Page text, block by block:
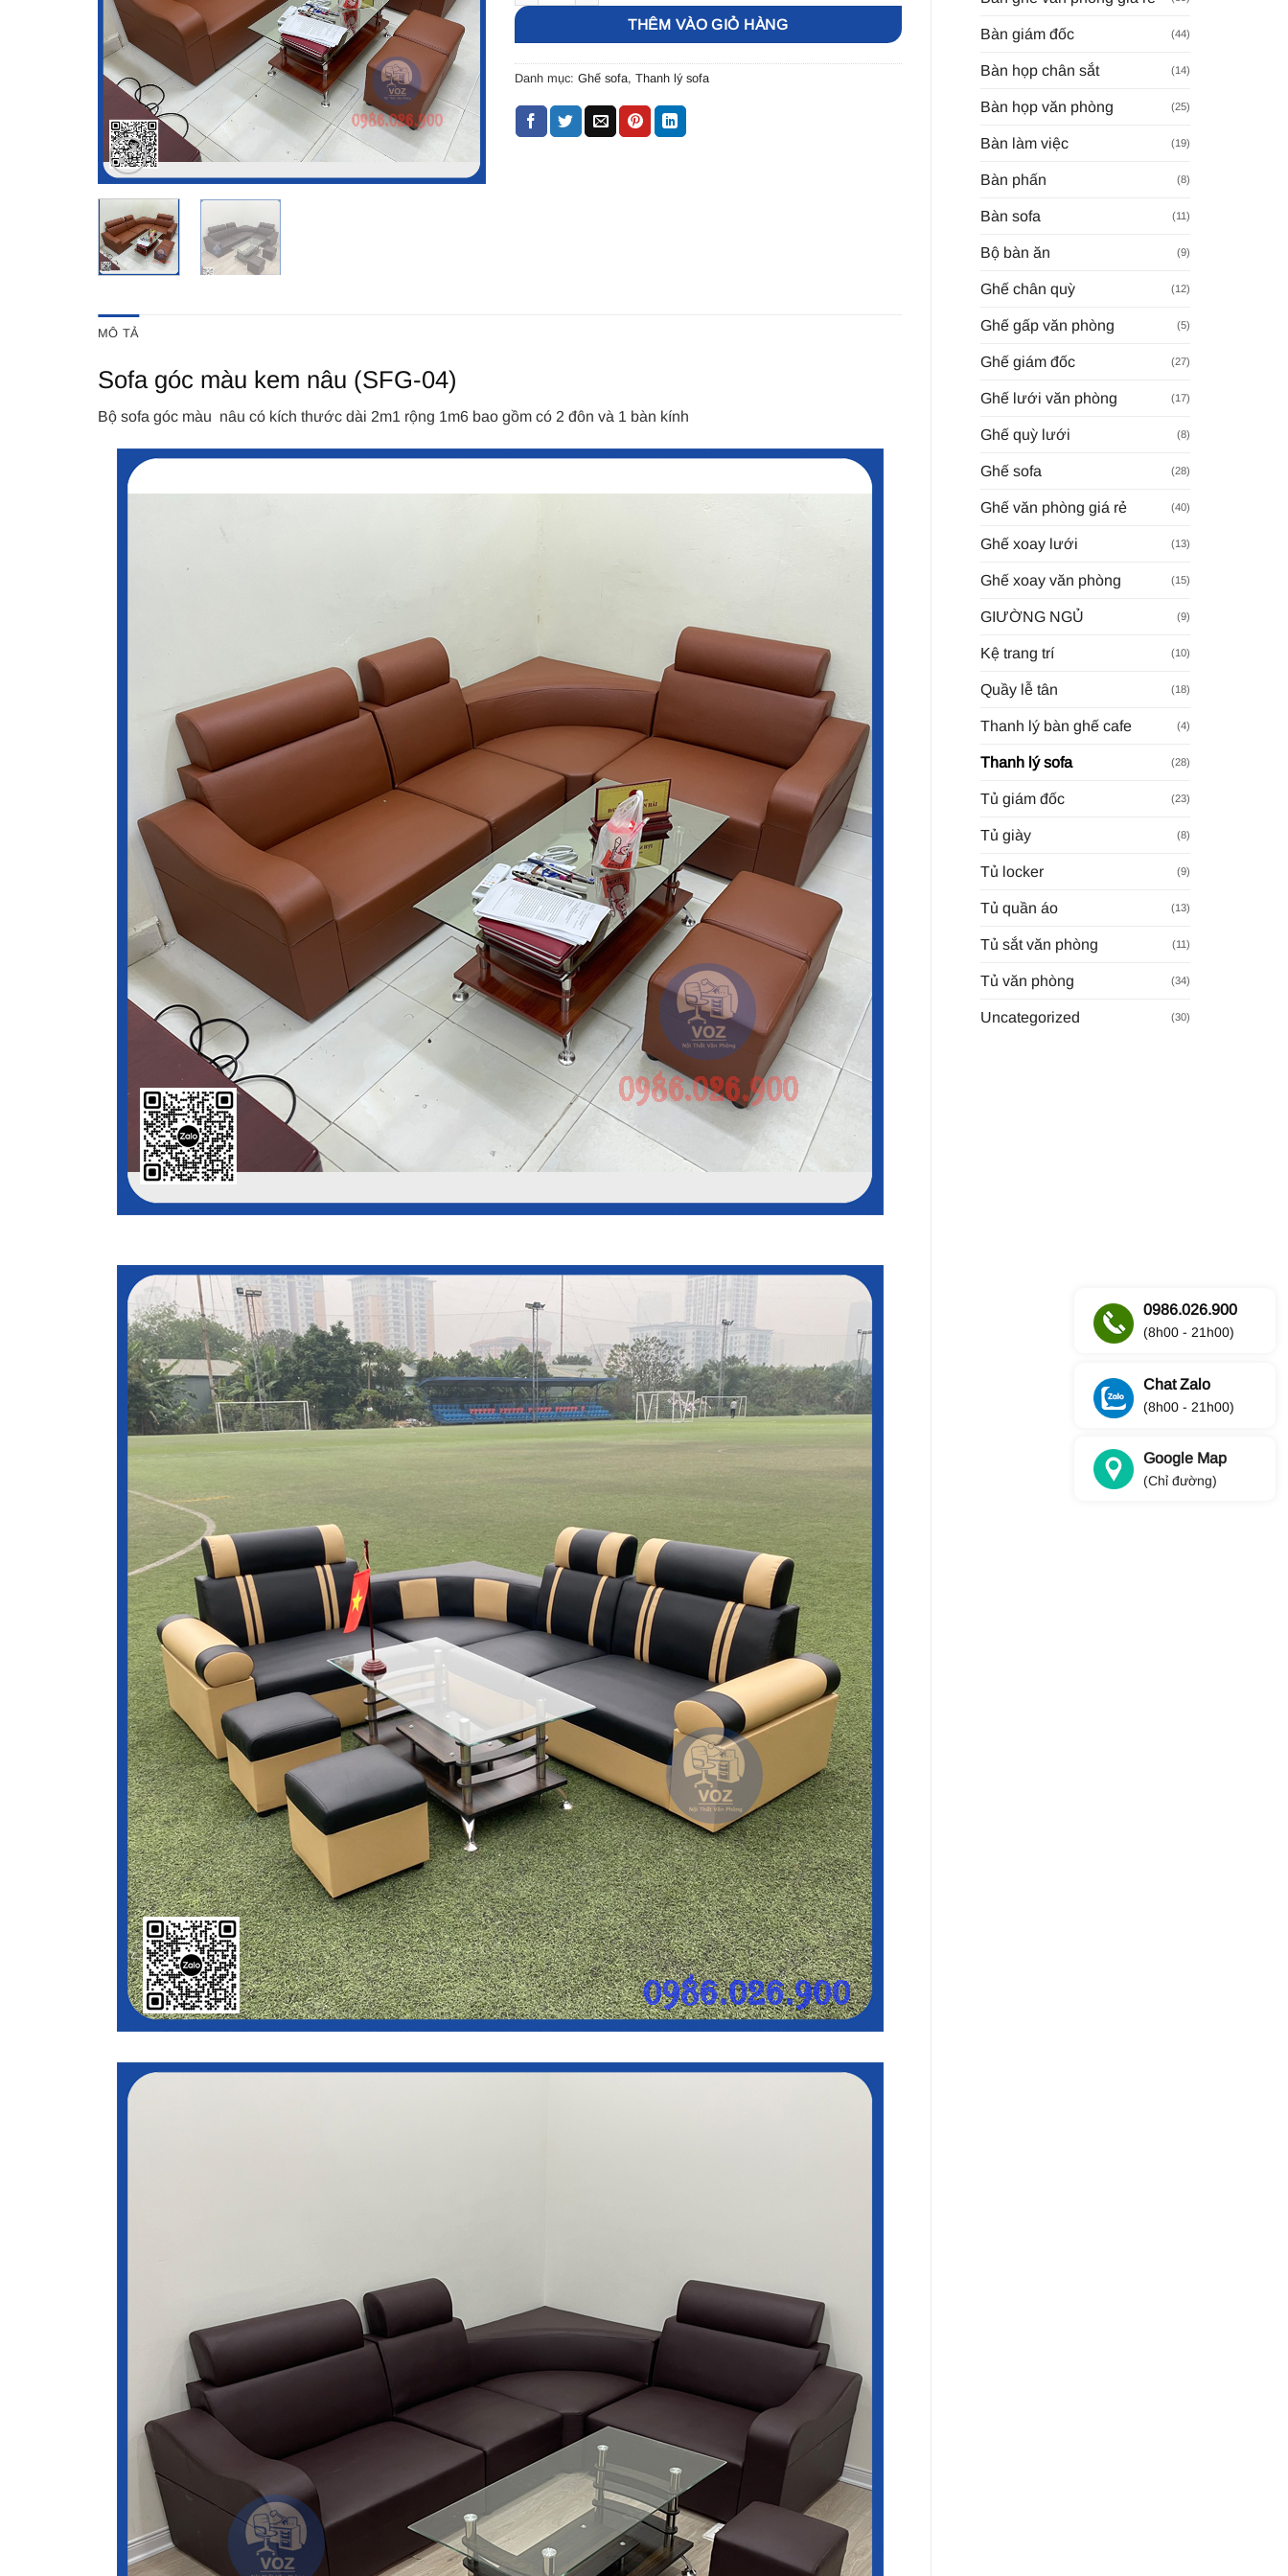
Bàn giám đốc (44)
Bàn họp chân sắt (14)
Bàn họp văn phòng (25)
Bàn làm việc (19)
Bàn phấn (8)
Bàn sofa (11)
Bộ bàn ăn (9)
Ghế chân quỳ (12)
Ghế gấp văn phòng (5)
Ghế giám đốc (27)
Ghế lưới văn phòng (17)
Ghế quỳ lưới (8)
Ghế sofa (28)
Ghế văn phòng giá rẻ (40)
Ghế xoay lưới (13)
Ghế xoay văn phòng (15)
GIƯỜNG NGỦ (9)
Kệ trang trí (10)
Quầy lễ tân (18)
Thanh lý bàn ghế cafe (4)
Thanh lý sofa (28)
Tủ giám đốc (23)
Tủ giày (8)
Tủ locker (9)
Tủ quần áo (13)
Tủ sắt văn phòng (11)
Tủ văn phòng (34)
Uncategorized (30)
THÊM VÀO GIỎ HÀNG
Danh mục: Ghế sofa, Thanh lý sofa
MÔ TẢ
Sofa góc màu kem nâu (SFG-04)
Bộ sofa góc màu nâu có kích thước dài 2m1 rộng 1m6 bao gồm có 2 đôn và 1 bàn kính
0986.026.900
(8h00 - 21h00)
Chat Zalo
(8h00 - 21h00)
Google Map
(Chỉ đường)